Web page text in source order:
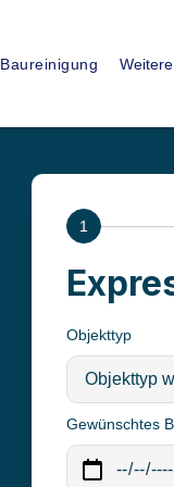
Baureinigung Weitere
1
Objekttyp
Gewünschtes